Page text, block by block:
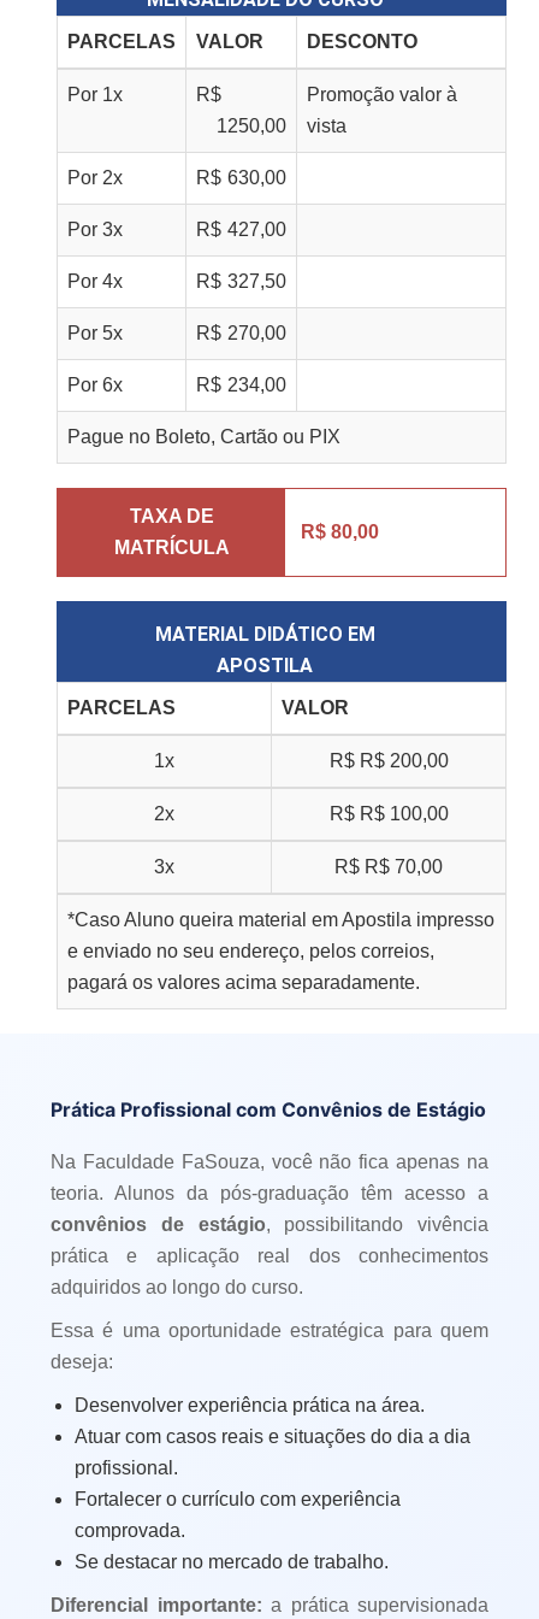
PARCELAS VALOR DESCONTO
Por 1x
R$
1250,00
Promoção valor à
vista
Por 2x R$ 630,00
Por 3x R$ 427,00
Por 4x R$ 327,50
Por 5x R$ 270,00
Por 6x R$ 234,00
Pague no Boleto, Cartão ou PIX
TAXA DE
MATRÍCULA
R$ 80,00
MATERIAL DIDÁTICO EM
APOSTILA
PARCELAS VALOR
1x R$ R$ 200,00
2x R$ R$ 100,00
3x R$ R$ 70,00
*Caso Aluno queira material em Apostila impresso
e enviado no seu endereço, pelos correios,
pagará os valores acima separadamente.
Prática Profissional com Convênios de Estágio
Na Faculdade FaSouza, você não fica apenas na
teoria. Alunos da pós-graduação têm acesso a
convênios de estágio, possibilitando vivência
prática e aplicação real dos conhecimentos
adquiridos ao longo do curso.
Essa é uma oportunidade estratégica para quem
deseja:
Desenvolver experiência prática na área.
Atuar com casos reais e situações do dia a dia
profissional.
Fortalecer o currículo com experiência
comprovada.
Se destacar no mercado de trabalho.
Diferencial importante: a prática supervisionada